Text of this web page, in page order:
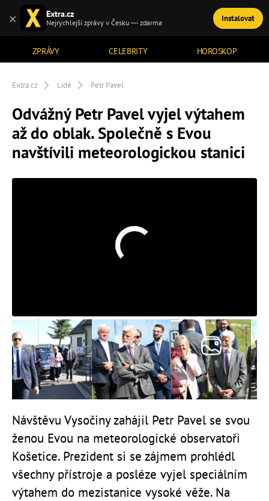
ZPRÁVY CELEBRITY HOROSKOP
TÉMATA
Extra.cz Lidé Petr Pavel
Odvážný Petr Pavel vyjel výtahem
až do oblak. Společně s Evou
navštívili meteorologickou stanici
Návštěvu Vysočiny zahájil Petr Pavel se svou
ženou Evou na meteorologické observatoři
Košetice. Prezident si se zájmem prohlédl
všechny přístroje a posléze vyjel speciálním
výtahem do mezistanice vysoké věže. Na
× Extra.cz
Nejrychlejší zprávy v Česku — zdarma Instalovat